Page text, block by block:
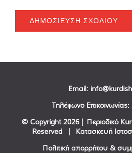
Email:
Τηλέφωνο Επικοινωνίας:
© Copyright 2026 | Περιοδικό
Reserved | Κατασκευή
Πολιτική απορρήτου &